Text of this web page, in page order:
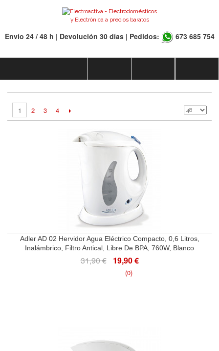
Envío 24 / 48 h | Devolución 30 días | Pedidos: 673 685 754
1 2 3 4
Adler AD 02 Hervidor Agua Eléctrico Compacto, 0,6 Litros,
Inalámbrico, Filtro Antical, Libre De BPA, 760W, Blanco
31,90 € 19,90 €
(0)